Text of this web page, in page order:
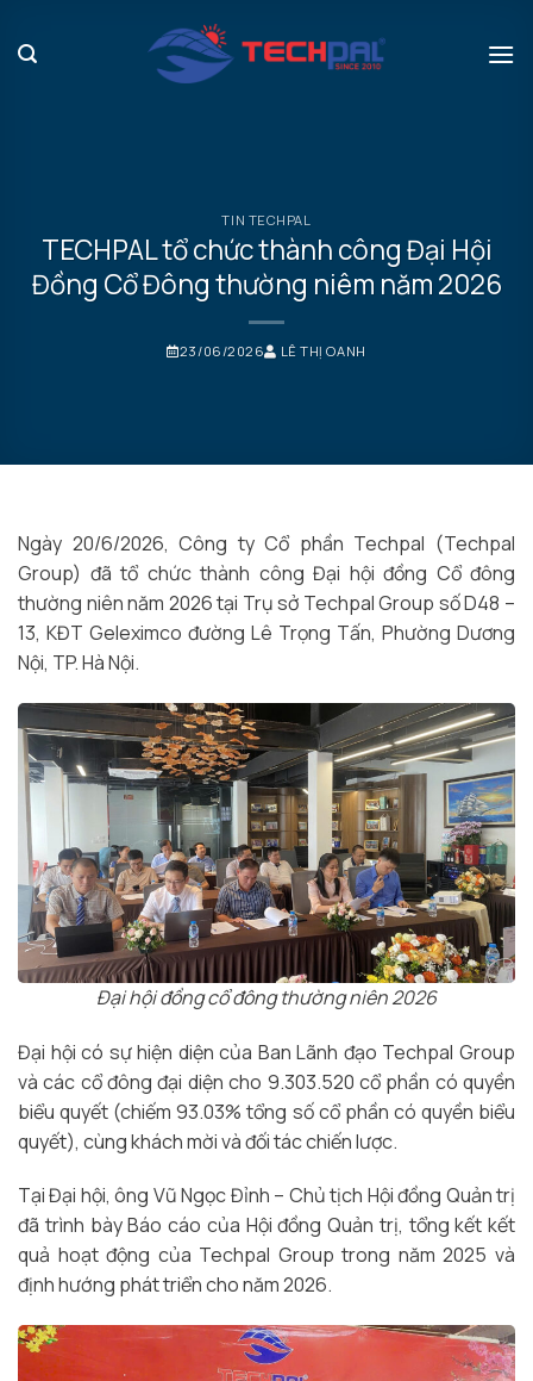
qua
TIN TECHPAL
TECHPAL tổ chức thành công Đại Hội
Đồng Cổ Đông thường niêm năm 2026
23/06/2026 LÊ THỊ OANH
Ngày 20/6/2026, Công ty Cổ phần Techpal (Techpal
Group) đã tổ chức thành công Đại hội đồng Cổ đông
thường niên năm 2026 tại Trụ sở Techpal Group số D48 –
13, KĐT Geleximco đường Lê Trọng Tấn, Phường Dương
Nội, TP. Hà Nội.
Đại hội đồng cổ đông thường niên 2026
Đại hội có sự hiện diện của Ban Lãnh đạo Techpal Group
và các cổ đông đại diện cho 9.303.520 cổ phần có quyền
biểu quyết (chiếm 93.03% tổng số cổ phần có quyền biểu
quyết), cùng khách mời và đối tác chiến lược.
Tại Đại hội, ông Vũ Ngọc Đỉnh – Chủ tịch Hội đồng Quản trị
đã trình bày Báo cáo của Hội đồng Quản trị, tổng kết kết
quả hoạt động của Techpal Group trong năm 2025 và
định hướng phát triển cho năm 2026.